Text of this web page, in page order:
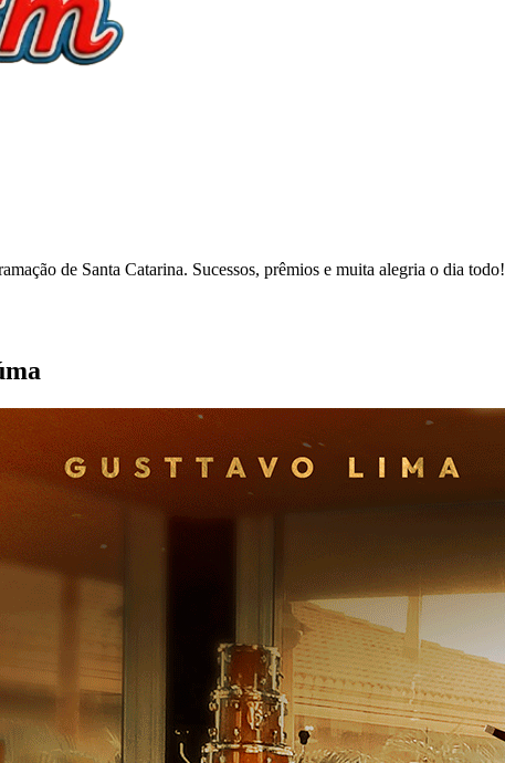
de Santa Catarina. Sucessos, prêmios e muita alegria o dia todo!